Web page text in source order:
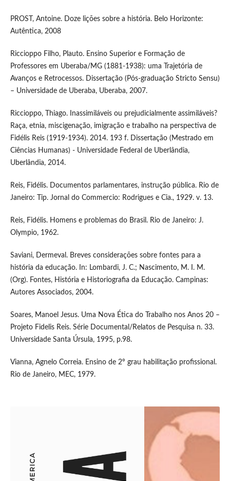
PROST, Antoine. Doze lições sobre a história. Belo Horizonte:
Autêntica, 2008
Riccioppo Filho, Plauto. Ensino Superior e Formação de
Professores em Uberaba/MG (1881-1938): uma Trajetória de
Avanços e Retrocessos. Dissertação (Pós-graduação Stricto Sensu)
– Universidade de Uberaba, Uberaba, 2007.
Riccioppo, Thiago. Inassimiláveis ou prejudicialmente assimiláveis?
Raça, etnia, miscigenação, imigração e trabalho na perspectiva de
Fidélis Reis (1919-1934). 2014. 193 f. Dissertação (Mestrado em
Ciências Humanas) - Universidade Federal de Uberlândia,
Uberlândia, 2014.
Reis, Fidélis. Documentos parlamentares, instrução pública. Rio de
Janeiro: Tip. Jornal do Commercio: Rodrigues e Cia., 1929. v. 13.
Reis, Fidélis. Homens e problemas do Brasil. Rio de Janeiro: J.
Olympio, 1962.
Saviani, Dermeval. Breves considerações sobre fontes para a
história da educação. In: Lombardi, J. C.; Nascimento, M. I. M.
(Org). Fontes, História e Historiografia da Educação. Campinas:
Autores Associados, 2004.
Soares, Manoel Jesus. Uma Nova Ética do Trabalho nos Anos 20 –
Projeto Fidelis Reis. Série Documental/Relatos de Pesquisa n. 33.
Universidade Santa Úrsula, 1995, p.98.
Vianna, Agnelo Correia. Ensino de 2º grau habilitação profissional.
Rio de Janeiro, MEC, 1979.